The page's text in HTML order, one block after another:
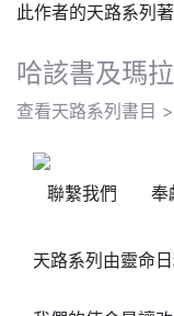
此作者的天路系列
哈該書及瑪
查看天路系列書目 >
聯繫我們 奉
天路系列由靈命